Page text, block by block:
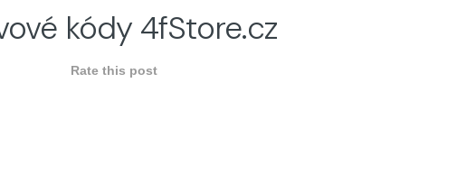
kódy 4fStore.cz
Rate this post